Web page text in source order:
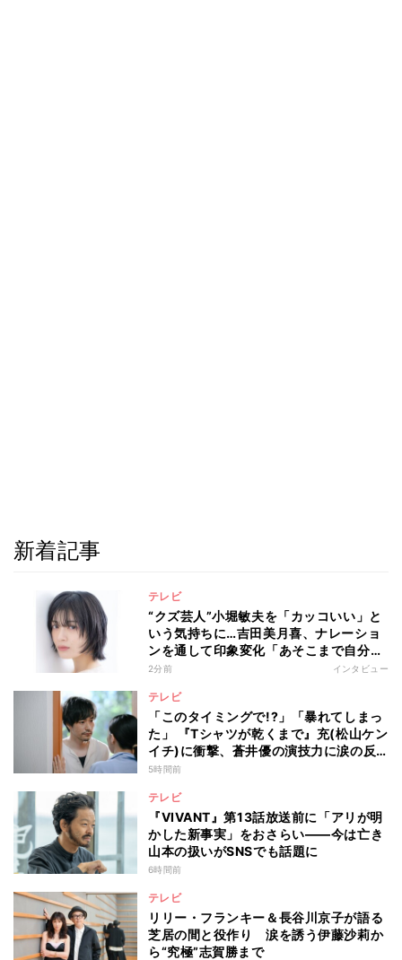
新着記事
テレビ
“クズ芸人”小堀敏夫を「カッコいい」と
いう気持ちに…吉田美月喜、ナレーショ
ンを通して印象変化「あそこまで自分に
正直に生きられる人は、なかなかいな
2分前 インタビュー
テレビ
「このタイミングで!?」「暴れてしまっ
た」 『Tシャツが乾くまで』充(松山ケン
イチ)に衝撃、蒼井優の演技力に涙の反
響も
5時間前
テレビ
『VIVANT』第13話放送前に「アリが明
かした新事実」をおさらい――今は亡き
山本の扱いがSNSでも話題に
6時間前
テレビ
リリー・フランキー＆長谷川京子が語る
芝居の間と役作り 涙を誘う伊藤沙莉か
ら“究極”志賀勝まで